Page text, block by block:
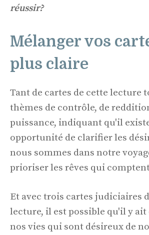
réussir?
Mélanger vos
plus claire
Tant de cartes de cette lecture
thèmes de contrôle, de
puissance, indiquant qu'il
opportunité de clarifier les
nous sommes dans notre
prioriser les rêves qui
Et avec trois cartes judiciaires
lecture, il est possible qu'il y ait
nos vies qui sont désireux de